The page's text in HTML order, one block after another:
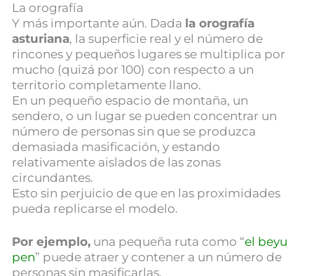
La orografía
Y más importante aún. Dada la orografía
asturiana, la superficie real y el número de
rincones y pequeños lugares se multiplica por
mucho (quizá por 100) con respecto a un
territorio completamente llano.
En un pequeño espacio de montaña, un
sendero, o un lugar se pueden concentrar un
número de personas sin que se produzca
demasiada masificación, y estando
relativamente aislados de las zonas
circundantes.
Esto sin perjuicio de que en las proximidades
pueda replicarse el modelo.
Por ejemplo, una pequeña ruta como “el beyu
pen” puede atraer y contener a un número de
personas sin masificarlas.